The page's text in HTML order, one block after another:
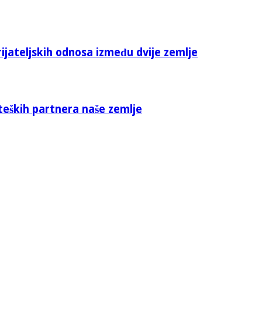
odnosa između dvije zemlje
partnera naše zemlje